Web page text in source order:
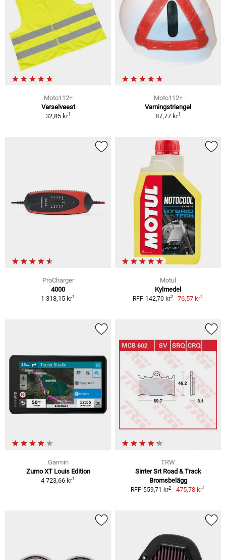
Moto112+
Varselvaest
32,85 kr1
Moto112+
Varningstriangel
87,77 kr1
ProCharger
4000
1 318,15 kr1
Motul
Kylmedel
RFP 142,70 kr2 76,57 kr1
Garmin
Zumo XT Louis Edition
4 723,66 kr1
TRW
Sinter Srt Road & Track
Bromsbelägg
RFP 559,71 kr2 475,78 kr1